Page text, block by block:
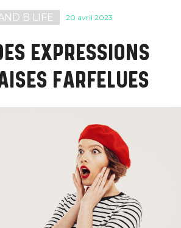
B LIFE 20 avril 2023
EXPRESSIONS
FARFELUES